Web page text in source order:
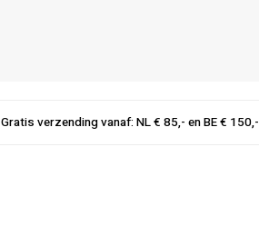
Gratis verzending vanaf: NL € 85,- en BE € 150,-